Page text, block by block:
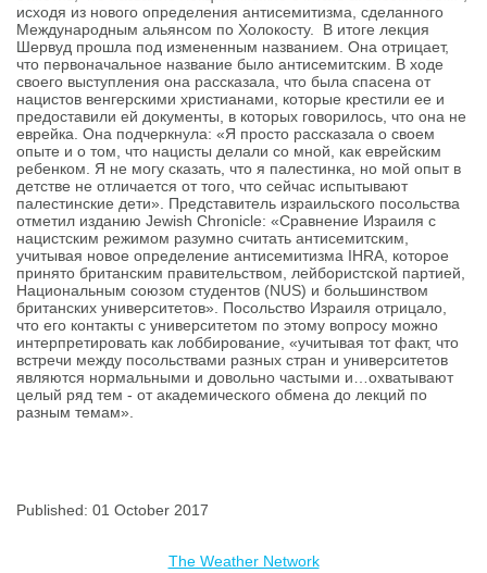
исходя из нового определения антисемитизма, сделанного
Международным альянсом по Холокосту. В итоге лекция
Шервуд прошла под измененным названием. Она отрицает,
что первоначальное название было антисемитским. В ходе
своего выступления она рассказала, что была спасена от
нацистов венгерскими христианами, которые крестили ее и
предоставили ей документы, в которых говорилось, что она не
еврейка. Она подчеркнула: «Я просто рассказала о своем
опыте и о том, что нацисты делали со мной, как еврейским
ребенком. Я не могу сказать, что я палестинка, но мой опыт в
детстве не отличается от того, что сейчас испытывают
палестинские дети». Представитель израильского посольства
отметил изданию Jewish Chronicle: «Сравнение Израиля с
нацистским режимом разумно считать антисемитским,
учитывая новое определение антисемитизма IHRA, которое
принято британским правительством, лейбористской партией,
Национальным союзом студентов (NUS) и большинством
британских университетов». Посольство Израиля отрицало,
что его контакты с университетом по этому вопросу можно
интерпретировать как лоббирование, «учитывая тот факт, что
встречи между посольствами разных стран и университетов
являются нормальными и довольно частыми и…охватывают
целый ряд тем - от академического обмена до лекций по
разным темам».
Published: 01 October 2017
The Weather Network